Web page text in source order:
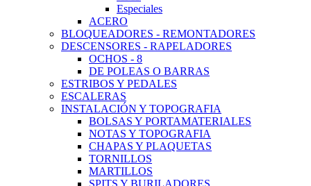
Especiales
ACERO
BLOQUEADORES - REMONTADORES
DESCENSORES - RAPELADORES
OCHOS - 8
DE POLEAS O BARRAS
ESTRIBOS Y PEDALES
ESCALERAS
INSTALACIÓN Y TOPOGRAFIA
BOLSAS Y PORTAMATERIALES
NOTAS Y TOPOGRAFIA
CHAPAS Y PLAQUETAS
TORNILLOS
MARTILLOS
SPITS Y BURILADORES